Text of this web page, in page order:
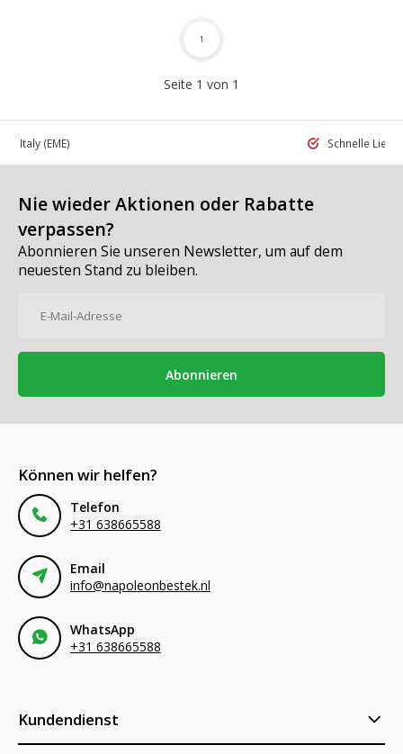
Seite 1 von 1
1
in Italy (EME) Schnelle
Nie wieder Aktionen oder Rabatte
verpassen?
Abonnieren Sie unseren Newsletter, um auf dem
neuesten Stand zu bleiben.
Abonnieren
Können wir helfen?
Telefon
+31 638665588
Email
info@napoleonbestek.nl
WhatsApp
+31 638665588
Kundendienst